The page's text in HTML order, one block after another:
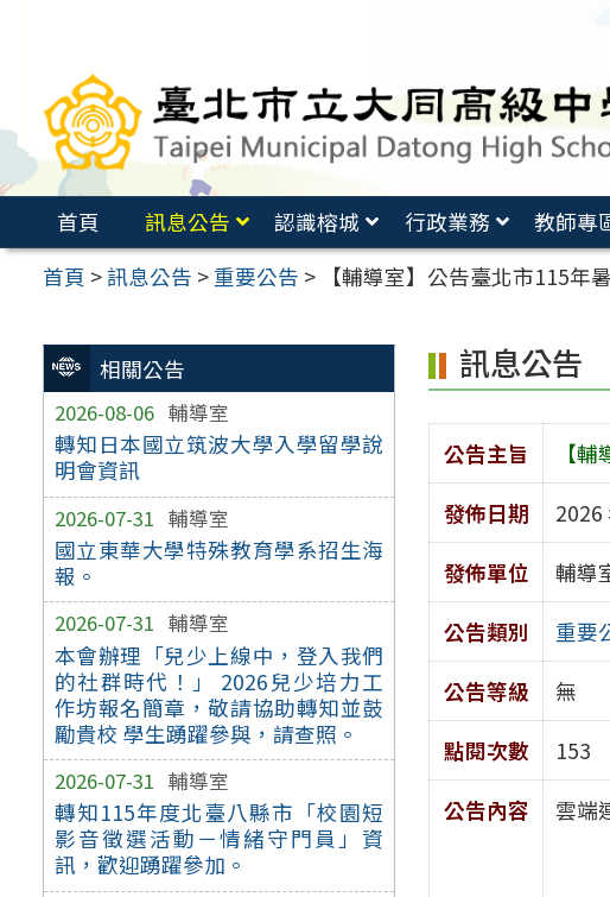
要
容
首頁 訊息公告 認識榕城 行政業務 教師專
首頁 >訊息公告 > 重要公告 > 【輔導室】公告臺北市115
相關公告
2026-08-06 輔導室
轉知日本國立筑波大學入學留學說
明會資訊
2026-07-31 輔導室
國立東華大學特殊教育學系招生海
報。
2026-07-31 輔導室
本會辦理「兒少上線中，登入我們
的社群時代！」 2026兒少培力工
作坊報名簡章，敬請協助轉知並鼓
勵貴校 學生踴躍參與，請查照。
2026-07-31 輔導室
轉知115年度北臺八縣市「校園短
影音徵選活動－情緒守門員」資
訊，歡迎踴躍參加。
訊息公告
公告主旨
【
發佈日期
2026
發佈單位
輔導
公告類別
重要
公告等級
無
點閱次數
153
公告內容
雲端